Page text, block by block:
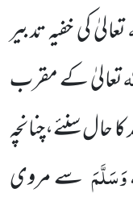
تعالیٰ کی خفیہ تدبیر
تعالیٰ کے مقرب
کا حال سنئے،چنانچہ
وَسَلَّمَ سے مروی